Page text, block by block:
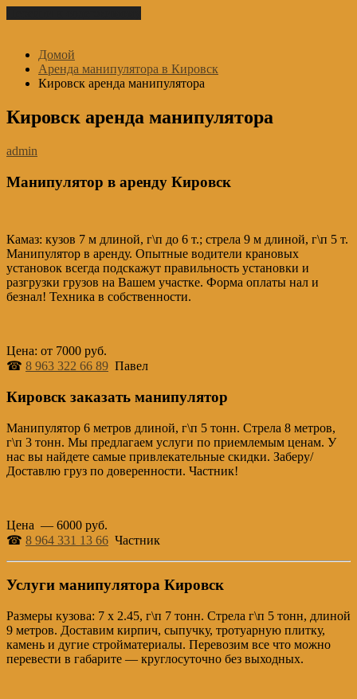
Домой
Аренда манипулятора в Кировск
Кировск аренда манипулятора
Кировск аренда манипулятора
admin
Манипулятор в аренду Кировск
Камаз: кузов 7 м длиной, г\п до 6 т.; стрела 9 м длиной, г\п 5 т.
Манипулятор в аренду. Опытные водители крановых
установок всегда подскажут правильность установки и
разгрузки грузов на Вашем участке. Форма оплаты нал и
безнал! Техника в собственности.
Цена: от 7000 руб.
☎ 8 963 322 66 89 Павел
Кировск заказать манипулятор
Манипулятор 6 метров длиной, г\п 5 тонн. Стрела 8 метров,
г\п 3 тонн. Мы предлагаем услуги по приемлемым ценам. У
нас вы найдете самые привлекательные скидки. Заберу/
Доставлю груз по доверенности. Частник!
Цена — 6000 руб.
☎ 8 964 331 13 66 Частник
Услуги манипулятора Кировск
Размеры кузова: 7 х 2.45, г\п 7 тонн. Стрела г\п 5 тонн, длиной
9 метров. Доставим кирпич, сыпучку, тротуарную плитку,
камень и дугие стройматериалы. Перевозим все что можно
перевести в габарите — круглосуточно без выходных.